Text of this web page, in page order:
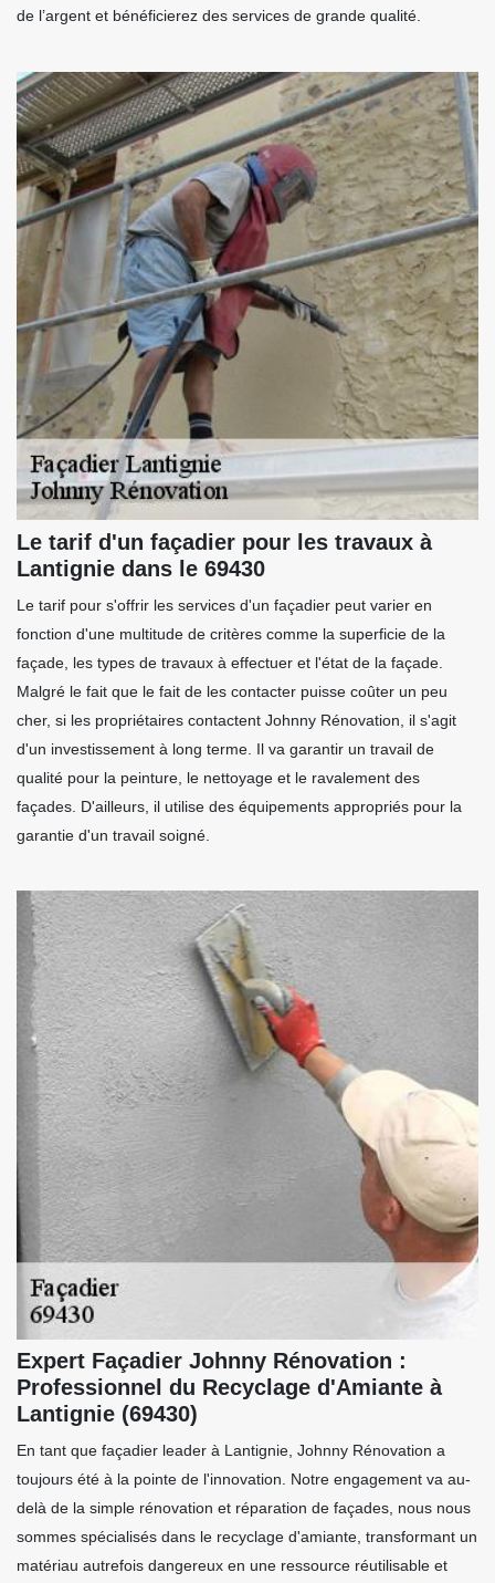
de l’argent et bénéficierez des services de grande qualité.
Le tarif d'un façadier pour les travaux à
Lantignie dans le 69430
Le tarif pour s'offrir les services d'un façadier peut varier en
fonction d'une multitude de critères comme la superficie de la
façade, les types de travaux à effectuer et l'état de la façade.
Malgré le fait que le fait de les contacter puisse coûter un peu
cher, si les propriétaires contactent Johnny Rénovation, il s'agit
d'un investissement à long terme. Il va garantir un travail de
qualité pour la peinture, le nettoyage et le ravalement des
façades. D'ailleurs, il utilise des équipements appropriés pour la
garantie d'un travail soigné.
Expert Façadier Johnny Rénovation :
Professionnel du Recyclage d'Amiante à
Lantignie (69430)
En tant que façadier leader à Lantignie, Johnny Rénovation a
toujours été à la pointe de l'innovation. Notre engagement va au-
delà de la simple rénovation et réparation de façades, nous nous
sommes spécialisés dans le recyclage d'amiante, transformant un
matériau autrefois dangereux en une ressource réutilisable et